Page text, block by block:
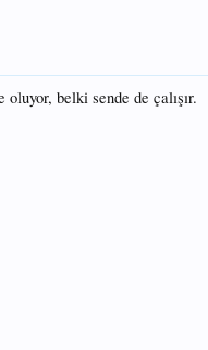
belki sende de çalışır.